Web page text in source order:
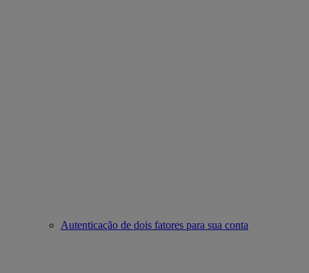
Autenticação de dois fatores para sua conta